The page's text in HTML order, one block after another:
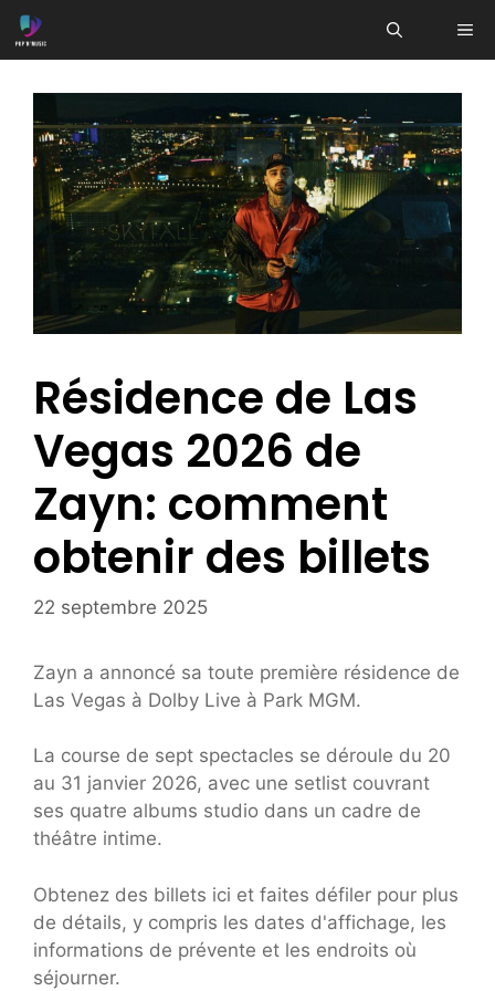
Aller
au
Résidence de Las
Vegas 2026 de
Zayn: comment
obtenir des billets
22 septembre 2025
Zayn a annoncé sa toute première résidence de
Las Vegas à Dolby Live à Park MGM.
La course de sept spectacles se déroule du 20
au 31 janvier 2026, avec une setlist couvrant
ses quatre albums studio dans un cadre de
théâtre intime.
Obtenez des billets ici et faites défiler pour plus
de détails, y compris les dates d'affichage, les
informations de prévente et les endroits où
séjourner.